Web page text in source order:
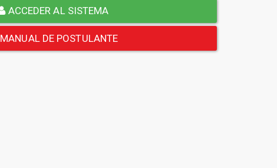
ACCEDER AL SISTEMA
MANUAL DE POSTULANTE